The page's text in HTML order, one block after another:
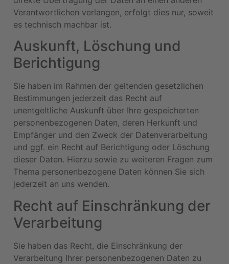
Verantwortlichen verlangen, erfolgt dies nur, soweit
es technisch machbar ist.
Auskunft, Löschung und
Berichtigung
Sie haben im Rahmen der geltenden gesetzlichen
Bestimmungen jederzeit das Recht auf
unentgeltliche Auskunft über Ihre gespeicherten
personenbezogenen Daten, deren Herkunft und
Empfänger und den Zweck der Datenverarbeitung
und ggf. ein Recht auf Berichtigung oder Löschung
dieser Daten. Hierzu sowie zu weiteren Fragen zum
Thema personenbezogene Daten können Sie sich
jederzeit an uns wenden.
Recht auf Einschränkung der
Verarbeitung
Sie haben das Recht, die Einschränkung der
Verarbeitung Ihrer personenbezogenen Daten zu